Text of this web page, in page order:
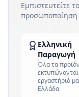
Εμπιστευτείτε
προσωποποίηση
Ελληνική
Παραγωγή
Όλα τα
εργαστήριό
Ελλάδα